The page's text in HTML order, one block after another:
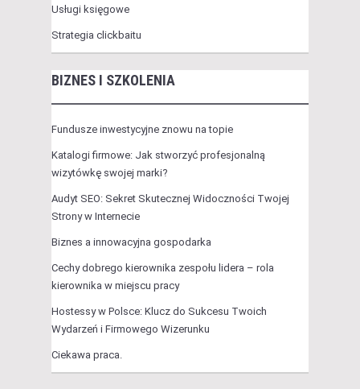
Usługi księgowe
Strategia clickbaitu
BIZNES I SZKOLENIA
Fundusze inwestycyjne znowu na topie
Katalogi firmowe: Jak stworzyć profesjonalną
wizytówkę swojej marki?
Audyt SEO: Sekret Skutecznej Widoczności Twojej
Strony w Internecie
Biznes a innowacyjna gospodarka
Cechy dobrego kierownika zespołu lidera – rola
kierownika w miejscu pracy
Hostessy w Polsce: Klucz do Sukcesu Twoich
Wydarzeń i Firmowego Wizerunku
Ciekawa praca.